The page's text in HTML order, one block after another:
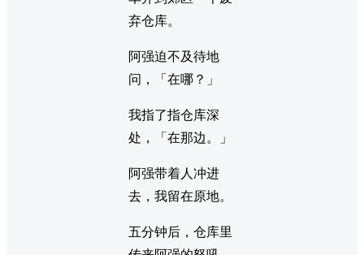
弃仓库。
阿强迫不及待地
问，「在哪？」
我指了指仓库深
处，「在那边。」
阿强带着人冲进
去，我留在原地。
五分钟后，仓库里